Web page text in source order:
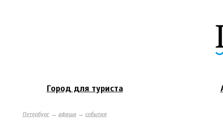
Город для туриста
Петербург→ афиша → события